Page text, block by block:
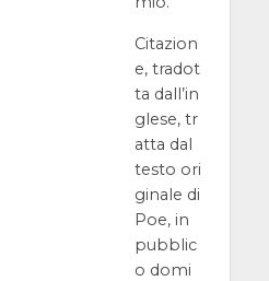
Citazion
e, tradot
ta dall’in
glese, tr
atta dal
testo ori
ginale di
Poe, in
pubblic
o domi